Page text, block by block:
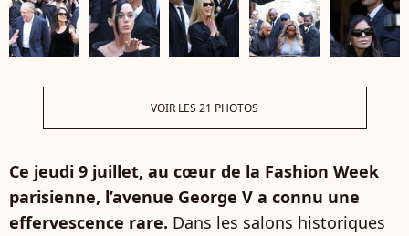
VOIR LES 21 PHOTOS
Ce jeudi 9 juillet, au cœur de la Fashion Week
parisienne, l’avenue George V a connu une
effervescence rare. Dans les salons historiques